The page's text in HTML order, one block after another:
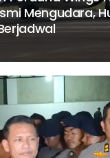
Mengudara,